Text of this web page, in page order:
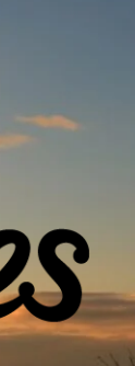
じる街歩きサイ